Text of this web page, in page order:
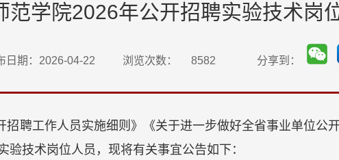
范学院2026年公开招聘实验技术岗
日期：2026-04-22 浏览次数： 8582 分享到：
招聘工作人员实施细则》《关于进一步做好全省事业单位公
验技术岗位人员，现将有关事宜公告如下：